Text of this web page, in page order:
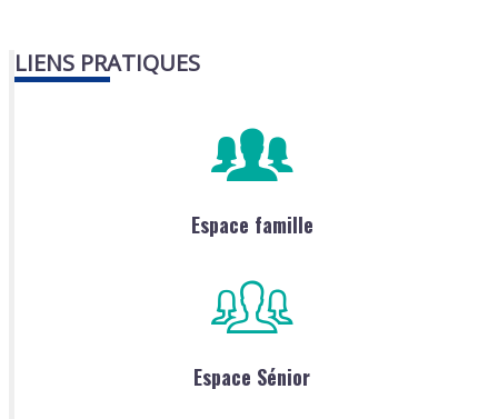
LIENS PRATIQUES
Espace famille
Espace Sénior